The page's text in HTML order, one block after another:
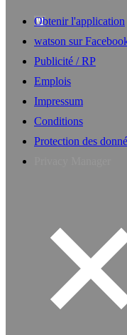
Obtenir l'application
watson sur
Publicité / RP
Emplois
Impressum
Conditions
Protection des